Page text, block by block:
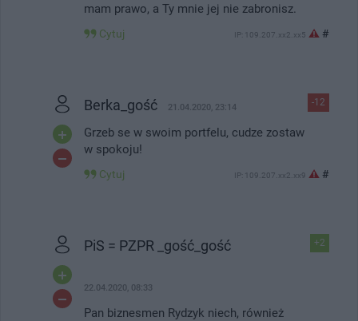
mam prawo, a Ty mnie jej nie zabronisz.
Cytuj IP: 109.207.xx2.xx5 #
-12
Berka_gość 21.04.2020, 23:14
Grzeb se w swoim portfelu, cudze zostaw
w spokoju!
Cytuj IP: 109.207.xx2.xx9 #
+2
PiS = PZPR _gość_gość
22.04.2020, 08:33
Pan biznesmen Rydzyk niech, również